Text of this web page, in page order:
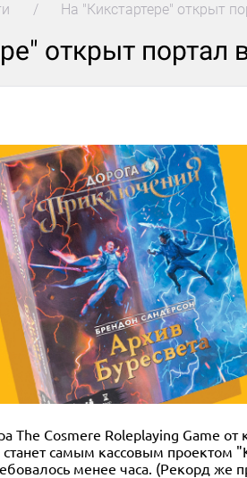
На "Кикстартере" открыт
открыт
The Cosmere Roleplaying Game от
самым кассовым проектом
менее часа. (Рекорд же